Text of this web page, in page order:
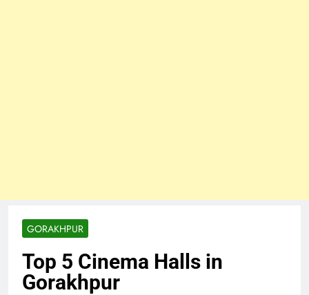
GORAKHPUR
Top 5 Cinema Halls in
Gorakhpur